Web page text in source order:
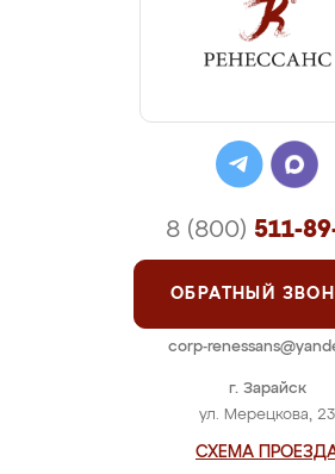
г. Зарайск
ул. Мерецкова, 23
СХЕМА
8 (800) 511-
ОБРАТНЫЙ
corp-